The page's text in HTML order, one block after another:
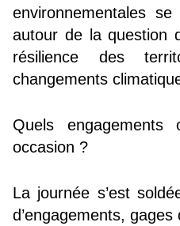
environnementales
autour de la question
résilience des
changements
Quels
occasion ?
La journée s’est
d’engagements,